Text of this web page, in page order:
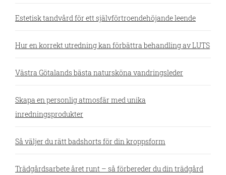
Estetisk tandvård för ett självförtroendehöjande leende
Hur en korrekt utredning kan förbättra behandling av LUTS
Västra Götalands bästa natursköna vandringsleder
Skapa en personlig atmosfär med unika
inredningsprodukter
Så väljer du rätt badshorts för din kroppsform
Trädgårdsarbete året runt – så förbereder du din trädgård